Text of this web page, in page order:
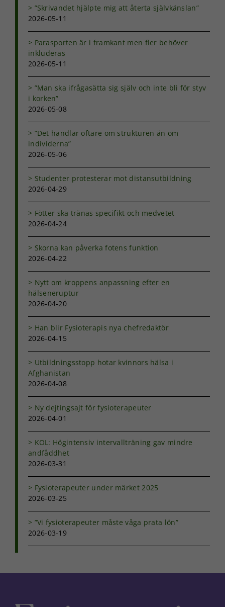
”Skrivandet hjälpte mig att återta självkänslan”
2026-05-11
Parasporten är i framkant men fler behöver
inkluderas
2026-05-11
”Man ska ifrågasätta sig själv och inte bli för styv
i korken”
2026-05-08
”Det handlar oftare om strukturen än om
individerna”
2026-05-06
Studenter protesterar mot distansutbildning
2026-04-29
Fötter ska tränas specifikt och medvetet
2026-04-24
Skorna kan påverka fotens funktion
2026-04-22
Nytt om kroppens anpassning efter en
hälseneruptur
2026-04-20
Han blir Fysioterapis nya chefredaktör
2026-04-15
Utbildningsstopp hotar kvinnors hälsa i
Afghanistan
2026-04-08
Ny dejtingsajt för fysioterapeuter
2026-04-01
KOL: Högintensiv intervallträning gav mindre
andfåddhet
2026-03-31
Fysioterapeuter under märket 2025
2026-03-25
”Vi fysioterapeuter måste våga prata lön”
2026-03-19